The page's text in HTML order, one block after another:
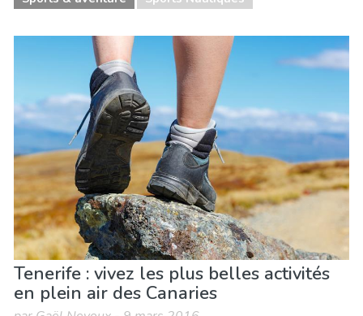
Tenerife : vivez les plus belles activités
en plein air des Canaries